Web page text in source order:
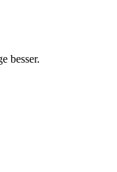
besser.